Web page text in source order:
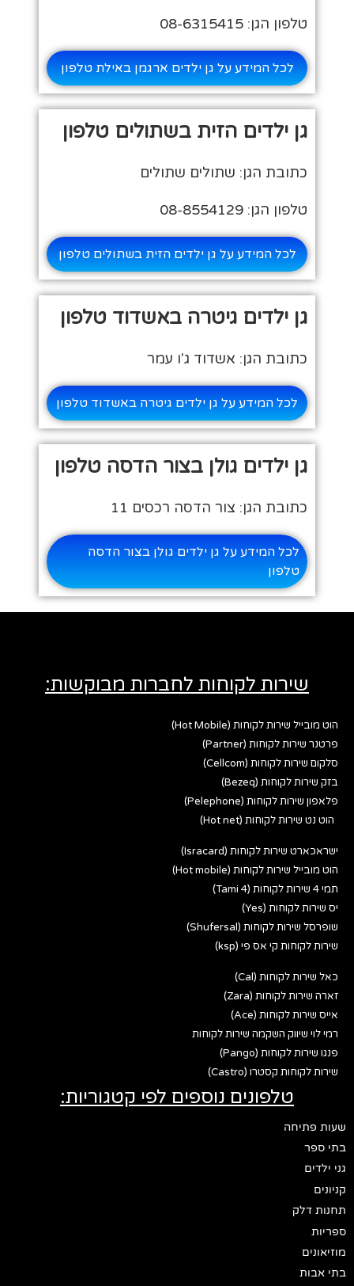
טלפון הגן: 08-6315415
לכל המידע על גן ילדים ארגמן באילת טלפון
גן ילדים הזית בשתולים טלפון
כתובת הגן: שתולים שתולים
טלפון הגן: 08-8554129
לכל המידע על גן ילדים הזית בשתולים טלפון
גן ילדים גיטרה באשדוד טלפון
כתובת הגן: אשדוד ג'ו עמר
לכל המידע על גן ילדים גיטרה באשדוד טלפון
גן ילדים גולן בצור הדסה טלפון
כתובת הגן: צור הדסה רכסים 11
לכל המידע על גן ילדים גולן בצור הדסה
טלפון
שירות לקוחות לחברות מבוקשות:
הוט מובייל שירות לקוחות (Hot Mobile)
פרטנר שירות לקוחות (Partner)
סלקום שירות לקוחות (Cellcom)
בזק שירות לקוחות (Bezeq)
פלאפון שירות לקוחות (Pelephone)
הוט נט שירות לקוחות (Hot net)
ישראכארט שירות לקוחות (Isracard)
הוט מובייל שירות לקוחות (Hot mobile)
תמי 4 שירות לקוחות (Tami 4)
יס שירות לקוחות (Yes)
שופרסל שירות לקוחות (Shufersal)
שירות לקוחות קי אס פי (ksp)
כאל שירות לקוחות (Cal)
זארה שירות לקוחות (Zara)
אייס שירות לקוחות (Ace)
רמי לוי שיווק השקמה שירות לקוחות
פנגו שירות לקוחות (Pango)
שירות לקוחות קסטרו (Castro)
טלפונים נוספים לפי קטגוריות:
שעות פתיחה
בתי ספר
גני ילדים
קניונים
תחנות דלק
ספריות
מוזיאונים
בתי אבות